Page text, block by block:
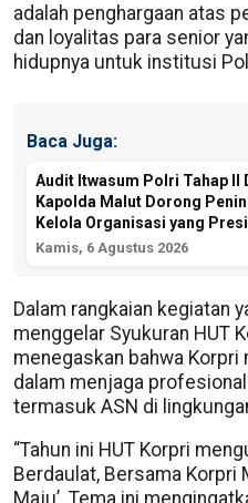
adalah penghargaan atas
dan loyalitas para senior
hidupnya untuk institusi
Baca Juga:
Audit Itwasum Polri Tahap II
Kapolda Malut Dorong
Kelola Organisasi yang
Kamis, 6 Agustus 2026
Dalam rangkaian kegiatan
menggelar Syukuran HUT
menegaskan bahwa
dalam menjaga
termasuk ASN di
“Tahun ini HUT Korpri
Berdaulat, Bersama
Maju’. Tema ini